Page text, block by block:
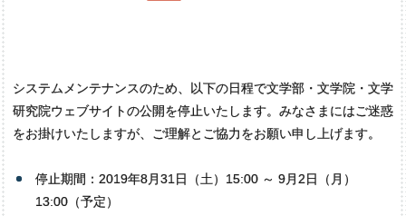
システムメンテナンスのため、以下の日程で文学部・文学院・文学
研究院ウェブサイトの公開を停止いたします。みなさまにはご迷惑
をお掛けいたしますが、ご理解とご協力をお願い申し上げます。
停止期間：2019年8月31日（土）15:00 ～ 9月2日（月）
13:00（予定）